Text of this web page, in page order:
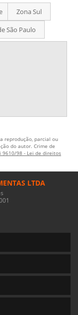
Zona Sul
São Paulo
reprodução, parcial ou
do autor. Crime de
9610/98 - Lei de direitos
LTDA